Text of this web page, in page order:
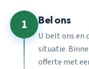
1 Bel ons
U belt ons en
situatie.
offerte met